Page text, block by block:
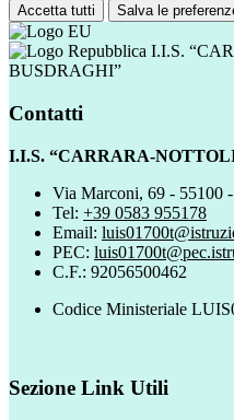
Accetta tutti Salva le
I.I.S.
BUSDRAGHI”
Contatti
I.I.S. “CARRARA-
Via Marconi, 69 - 55100
Tel: +39 0583 955178
Email:
PEC:
C.F.: 92056500462
Codice Ministeriale
Sezione Link Utili